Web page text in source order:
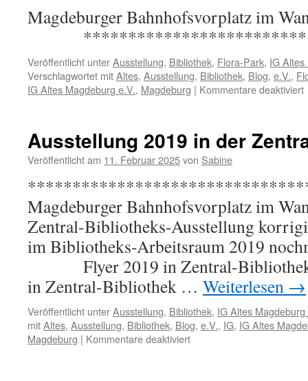
Magdeburger Bahnhofsvorplatz
Veröffentlicht unterAusstellung, Bibliothek, Flora-Park, IG
Verschlagwortet mitAltes, Ausstellung, Bibliothek, Blog, e.V.,
IG Altes Magdeburg e.V., Magdeburg | Kommentare deaktiviert
Ausstellung 2019 in der
Veröffentlicht am 11. Februar 2025von Sabine
*********************************
Magdeburger Bahnhofsvorplatz im
Zentral-Bibliotheks-Ausstellung
im Bibliotheks-Arbeitsraum
Flyer 2019 in Zentral-Bibliothek
in Zentral-Bibliothek … Weiterlesen →
Veröffentlicht unterAusstellung, Bibliothek, IG Altes Magdeburg
mitAltes, Ausstellung, Bibliothek, Blog, e.V., IG, IG Altes
Magdeburg | Kommentare deaktiviertfür